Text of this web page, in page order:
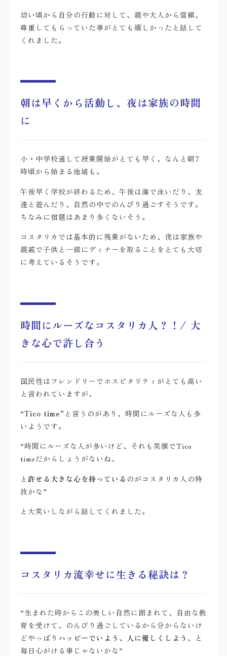
幼い頃から自分の行動に対して、親や大人から信頼、
尊重してもらっていた事がとても嬉しかったと話して
くれました。
朝は早くから活動し、夜は家族の時間
に
小・中学校通して授業開始がとても早く、なんと朝7
時頃から始まる地域も。
午後早く学校が終わるため、午後は海で泳いだり、友
達と遊んだり、自然の中でのんびり過ごすそうです。
ちなみに宿題はあまり多くないそう。
コスタリカでは基本的に残業がないため、夜は家族や
親戚で子供と一緒にディナーを取ることをとても大切
に考えているそうです。
時間にルーズなコスタリカ人？！/ 大
きな心で許し合う
国民性はフレンドリーでホスピタリティがとても高い
と言われていますが、
“Tico time” と言うのがあり、時間にルーズな人も多
いようです。
“時間にルーズな人が多いけど、それも笑顔でTico
timeだからしょうがないね、
と 許せる大きな心を持っている のがコスタリカ人の特
技かな”
と大笑いしながら話してくれました。
コスタリカ流幸せに生きる秘訣は？
“生まれた時からこの美しい自然に囲まれて、自由な教
育を受けて、のんびり過ごしているから分からないけ
どやっぱり ハッピーでいよう、人に優しくしよう 、と
毎日心がける事じゃないかな”